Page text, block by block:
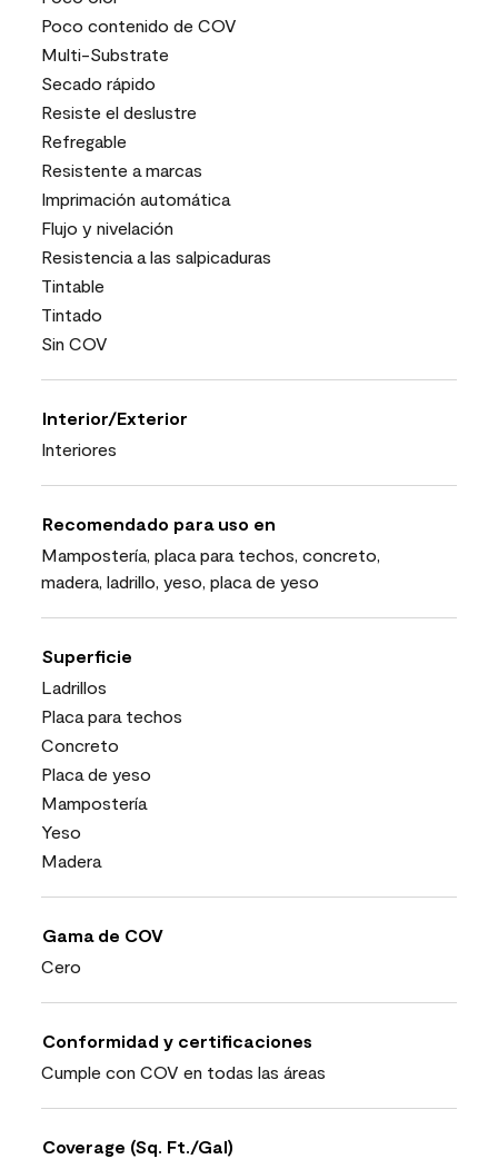
Poco contenido de COV
Multi-Substrate
Secado rápido
Resiste el deslustre
Refregable
Resistente a marcas
Imprimación automática
Flujo y nivelación
Resistencia a las salpicaduras
Tintable
Tintado
Sin COV
Interior/Exterior
Interiores
Recomendado para uso en
Mampostería, placa para techos, concreto,
madera, ladrillo, yeso, placa de yeso
Superficie
Ladrillos
Placa para techos
Concreto
Placa de yeso
Mampostería
Yeso
Madera
Gama de COV
Cero
Conformidad y certificaciones
Cumple con COV en todas las áreas
Coverage (Sq. Ft./Gal)